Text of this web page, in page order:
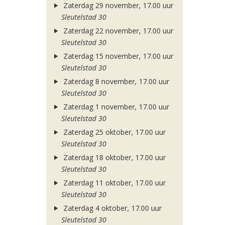
Zaterdag 29 november, 17.00 uur
Sleutelstad 30
Zaterdag 22 november, 17.00 uur
Sleutelstad 30
Zaterdag 15 november, 17.00 uur
Sleutelstad 30
Zaterdag 8 november, 17.00 uur
Sleutelstad 30
Zaterdag 1 november, 17.00 uur
Sleutelstad 30
Zaterdag 25 oktober, 17.00 uur
Sleutelstad 30
Zaterdag 18 oktober, 17.00 uur
Sleutelstad 30
Zaterdag 11 oktober, 17.00 uur
Sleutelstad 30
Zaterdag 4 oktober, 17.00 uur
Sleutelstad 30